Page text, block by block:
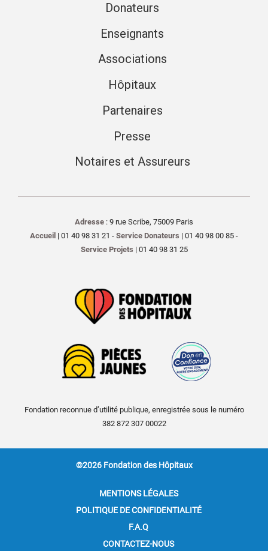
Donateurs
Enseignants
Associations
Hôpitaux
Partenaires
Presse
Notaires et Assureurs
Adresse : 9 rue Scribe, 75009 Paris
Accueil | 01 40 98 31 21 - Service Donateurs | 01 40 98 00 85 -
Service Projets | 01 40 98 31 25
Fondation reconnue d’utilité publique, enregistrée sous le numéro
382 872 307 00022
©2026 Fondation des Hôpitaux
MENTIONS LÉGALES
POLITIQUE DE CONFIDENTIALITÉ
F.A.Q
CONTACTEZ-NOUS